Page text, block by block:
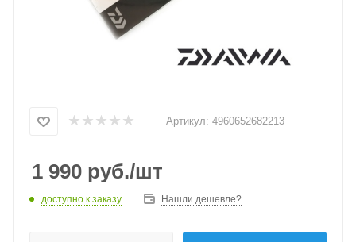
Артикул: 4960652682213
1 990 руб./шт
доступно к заказу Нашли дешевле?